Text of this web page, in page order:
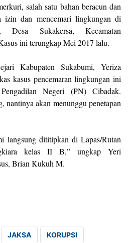
salah satu bahan beracun dan
izin dan mencemari lingkungan di
Desa Sukakersa, Kecamatan
ini terungkap Mei 2017 lalu.
Kabupaten Sukabumi, Yeriza
kasus pencemaran lingkungan ini
Negeri (PN) Cibadak.
nantinya akan menunggu penetapan
langsung dititipkan di Lapas/Rutan
kelas II B,” ungkap Yeri
Brian Kukuh M.
JAKSA KORUPSI